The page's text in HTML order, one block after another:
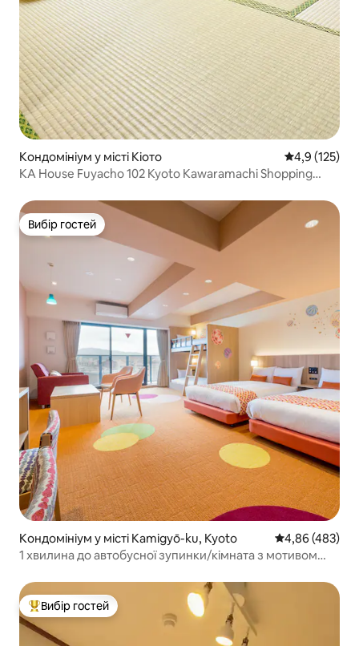
Кондомініум у місті Кіото Середня
4,9 (125)
KA House Fuyacho 102 Kyoto Kawaramachi Shopping
Keihan Main Line 4 minutes
Вибір гостей
Вибір гостей
Кондомініум у місті Kamigyō-ku, Kyoto Середня
4,86 (483)
1 хвилина до автобусної зупинки/кімната з мотивом
Топ вибір гостей
Вибір гостей